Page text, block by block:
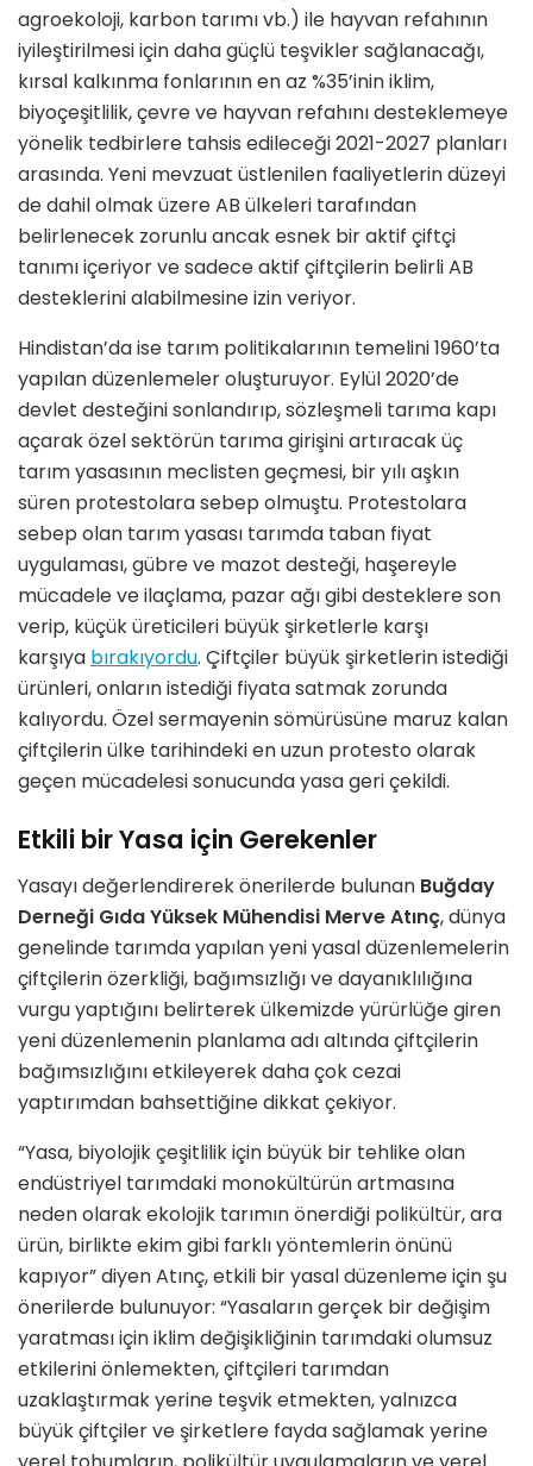
agroekoloji, karbon tarımı vb.) ile hayvan refahının
iyileştirilmesi için daha güçlü teşvikler sağlanacağı,
kırsal kalkınma fonlarının en az %35’inin iklim,
biyoçeşitlilik, çevre ve hayvan refahını desteklemeye
yönelik tedbirlere tahsis edileceği 2021-2027 planları
arasında. Yeni mevzuat üstlenilen faaliyetlerin düzeyi
de dahil olmak üzere AB ülkeleri tarafından
belirlenecek zorunlu ancak esnek bir aktif çiftçi
tanımı içeriyor ve sadece aktif çiftçilerin belirli AB
desteklerini alabilmesine izin veriyor.
Hindistan’da ise tarım politikalarının temelini 1960’ta
yapılan düzenlemeler oluşturuyor. Eylül 2020’de
devlet desteğini sonlandırıp, sözleşmeli tarıma kapı
açarak özel sektörün tarıma girişini artıracak üç
tarım yasasının meclisten geçmesi, bir yılı aşkın
süren protestolara sebep olmuştu. Protestolara
sebep olan tarım yasası tarımda taban fiyat
uygulaması, gübre ve mazot desteği, haşereyle
mücadele ve ilaçlama, pazar ağı gibi desteklere son
verip, küçük üreticileri büyük şirketlerle karşı
karşıya bırakıyordu. Çiftçiler büyük şirketlerin istediği
ürünleri, onların istediği fiyata satmak zorunda
kalıyordu. Özel sermayenin sömürüsüne maruz kalan
çiftçilerin ülke tarihindeki en uzun protesto olarak
geçen mücadelesi sonucunda yasa geri çekildi.
Etkili bir Yasa için Gerekenler
Yasayı değerlendirerek önerilerde bulunan Buğday
Derneği Gıda Yüksek Mühendisi Merve Atınç, dünya
genelinde tarımda yapılan yeni yasal düzenlemelerin
çiftçilerin özerkliği, bağımsızlığı ve dayanıklılığına
vurgu yaptığını belirterek ülkemizde yürürlüğe giren
yeni düzenlemenin planlama adı altında çiftçilerin
bağımsızlığını etkileyerek daha çok cezai
yaptırımdan bahsettiğine dikkat çekiyor.
“Yasa, biyolojik çeşitlilik için büyük bir tehlike olan
endüstriyel tarımdaki monokültürün artmasına
neden olarak ekolojik tarımın önerdiği polikültür, ara
ürün, birlikte ekim gibi farklı yöntemlerin önünü
kapıyor” diyen Atınç, etkili bir yasal düzenleme için şu
önerilerde bulunuyor: “Yasaların gerçek bir değişim
yaratması için iklim değişikliğinin tarımdaki olumsuz
etkilerini önlemekten, çiftçileri tarımdan
uzaklaştırmak yerine teşvik etmekten, yalnızca
büyük çiftçiler ve şirketlere fayda sağlamak yerine